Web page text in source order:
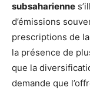
subsaharienne
d’émissions
prescriptions de
la présence de
que la
demande que